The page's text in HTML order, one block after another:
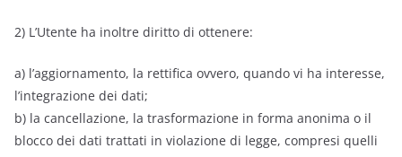
2) L’Utente ha inoltre diritto di ottenere:
a) l’aggiornamento, la rettifica ovvero, quando vi ha interesse,
l’integrazione dei dati;
b) la cancellazione, la trasformazione in forma anonima o il
blocco dei dati trattati in violazione di legge, compresi quelli